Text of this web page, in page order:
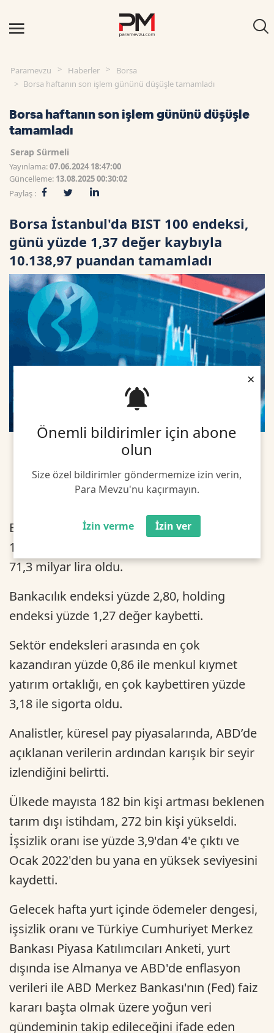
Önemli bildirimler için abone
olun
Size özel bildirimler göndermemize izin verin,
Para Mevzu'nu kaçırmayın.
İzin verme İzin ver
×
Paramevzu Haberler
Borsa
Borsa haftanın son işlem gününü düşüşle tamamladı
Borsa haftanın son işlem gününü düşüşle
tamamladı
Serap Sürmeli
Yayınlama:07.06.2024 18:47:00
Güncelleme: 13.08.2025 00:30:02
Paylaş :
Borsa İstanbul'da BIST 100 endeksi,
günü yüzde 1,37 değer kaybıyla
10.138,97 puandan tamamladı
BIST 100 endeksi, önceki kapanışa göre
140,71 puan azalırken, toplam işlem hacmi
71,3 milyar lira oldu.
Bankacılık endeksi yüzde 2,80, holding
endeksi yüzde 1,27 değer kaybetti.
Sektör endeksleri arasında en çok
kazandıran yüzde 0,86 ile menkul kıymet
yatırım ortaklığı, en çok kaybettiren yüzde
3,18 ile sigorta oldu.
Analistler, küresel pay piyasalarında, ABD’de
açıklanan verilerin ardından karışık bir seyir
izlendiğini belirtti.
Ülkede mayısta 182 bin kişi artması beklenen
tarım dışı istihdam, 272 bin kişi yükseldi.
İşsizlik oranı ise yüzde 3,9'dan 4'e çıktı ve
Ocak 2022'den bu yana en yüksek seviyesini
kaydetti.
Gelecek hafta yurt içinde ödemeler dengesi,
işsizlik oranı ve Türkiye Cumhuriyet Merkez
Bankası Piyasa Katılımcıları Anketi, yurt
dışında ise Almanya ve ABD'de enflasyon
verileri ile ABD Merkez Bankası'nın (Fed) faiz
kararı başta olmak üzere yoğun veri
gündeminin takip edileceğini ifade eden